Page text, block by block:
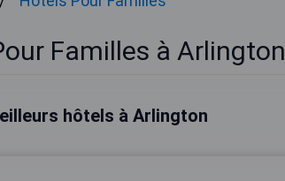
Familles à Arlington
hôtels à Arlington